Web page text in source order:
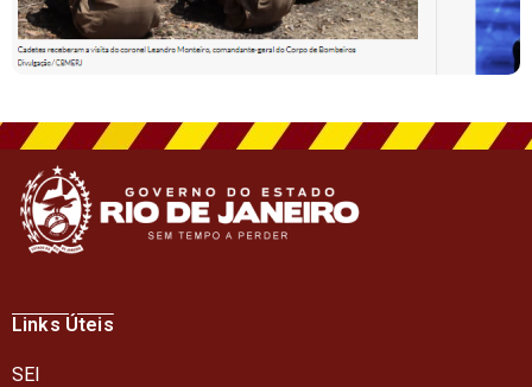
Links Úteis
SEI